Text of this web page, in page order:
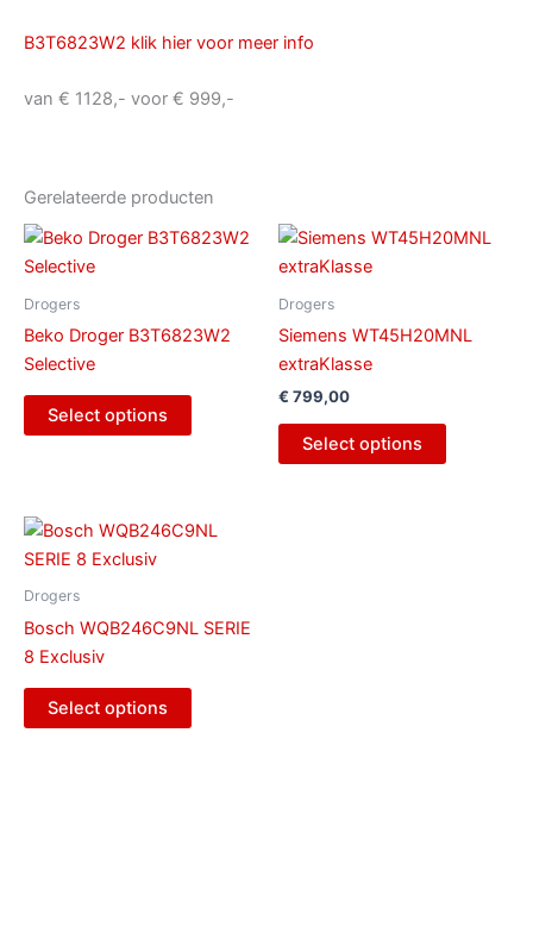
B3T6823W2 klik hier voor meer info
van € 1128,- voor € 999,-
Gerelateerde producten
Drogers
Beko Droger B3T6823W2
Selective
Select options
Drogers
Siemens WT45H20MNL
extraKlasse
€ 799,00
Select options
Drogers
Bosch WQB246C9NL SERIE
8 Exclusiv
Select options